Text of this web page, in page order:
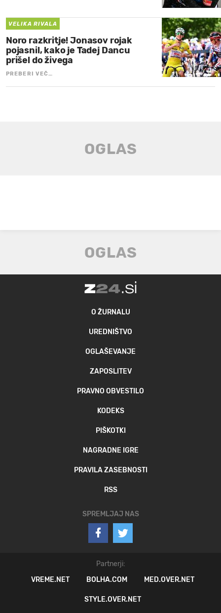
VELIKA RIVALA
Noro razkritje! Jonasov rojak
pojasnil, kako je Tadej Dancu
prišel do živega
PREBERI VEČ…
O ŽURNALU
UREDNIŠTVO
OGLAŠEVANJE
ZAPOSLITEV
PRAVNO OBVESTILO
KODEKS
PIŠKOTKI
NAGRADNE IGRE
PRAVILA ZASEBNOSTI
RSS
SPREMLJAJ NAS
Partnerji:
VREME.NET
BOLHA.COM MED.OVER.NET
STYLE.OVER.NET